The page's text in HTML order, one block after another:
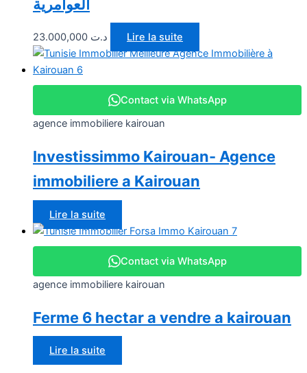
العوامرية
د.ت Lire la suite
Contact via WhatsApp
agence immobiliere kairouan
Investissimmo Kairouan- Agence
immobiliere a Kairouan
Lire la suite
Contact via WhatsApp
agence immobiliere kairouan
Ferme 6 hectar a vendre a kairouan
Lire la suite